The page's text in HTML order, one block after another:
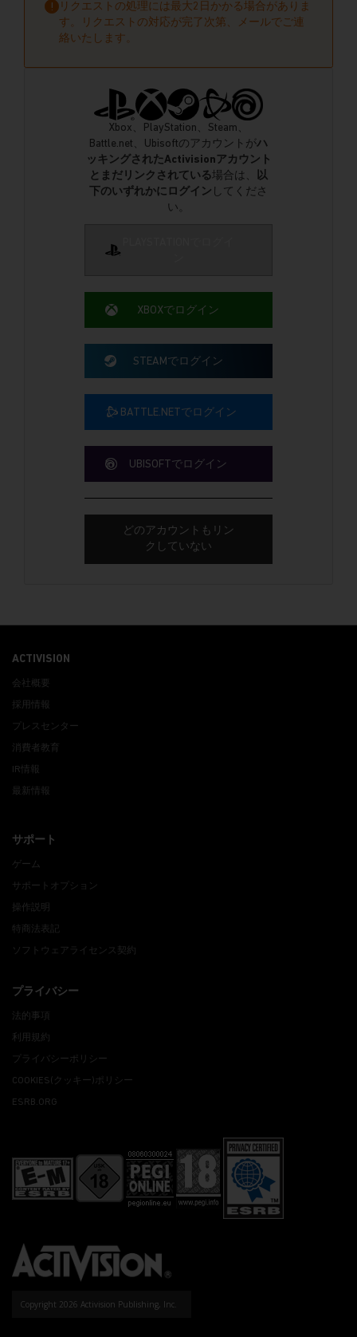
! リクエストの処理には最大2日かかる場合がありま
す。リクエストの対応が完了次第、メールでご連
絡いたします。
Xbox、PlayStation、Steam、
Battle.net、Ubisoftのアカウントがハ
ッキングされたActivisionアカウント
とまだリンクされている場合は、
以
下のいずれかにログイン してくださ
い。
XBOXでログイン
STEAMでログイン
BATTLE.NETでログイン
UBISOFTでログイン
どのアカウントもリン
クしていない
ACTIVISION
会社概要
採用情報
プレスセンター
消費者教育
IR情報
最新情報
サポート
ゲーム
サポートオプション
操作説明
特商法表記
ソフトウェアライセンス契約
プライバシー
法的事項
利用規約
プライバシーポリシー
COOKIES(クッキー)ポリシー
ESRB.ORG
Copyright 2026 Activision Publishing, Inc.